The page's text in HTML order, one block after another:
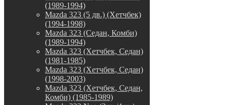
(1989-1994)
Mazda 323 (5 дв.) (Хетчбек)
(1994-1998)
Mazda 323 (Седан, Комби)
(1989-1994)
Mazda 323 (Хетчбек, Седан)
(1981-1985)
Mazda 323 (Хетчбек, Седан)
(1998-2003)
Mazda 323 (Хетчбек, Седан,
Комби) (1985-1989)